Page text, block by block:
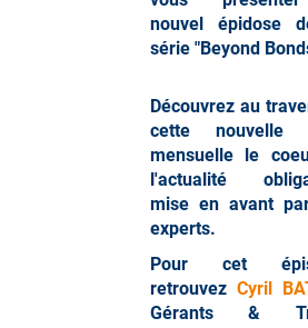
nouvel épidose
série "Beyond
Découvrez au
cette nouvelle
mensuelle le
l'actualité
mise en avant
experts.
Pour cet
retrouvez Cyril
Gérants &